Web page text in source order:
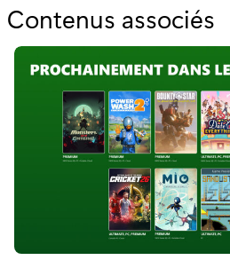
Contenus associés
o
u
r
"
L
a
p